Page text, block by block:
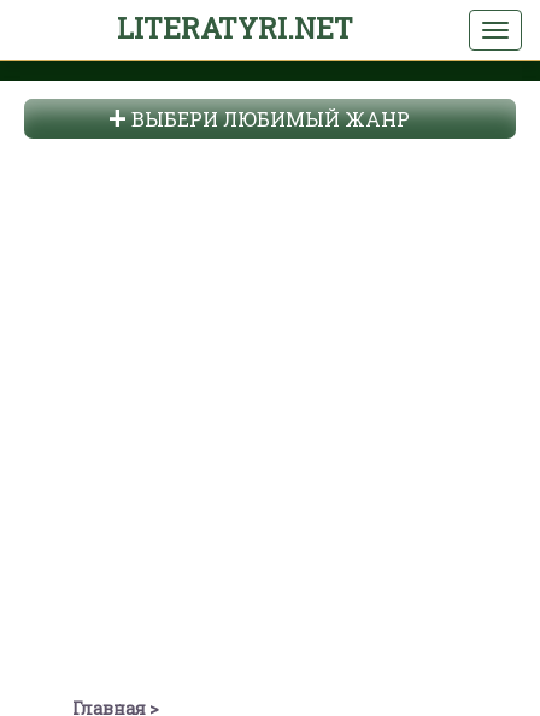
LITERATYRI.NET
ВЫБЕРИ ЛЮБИМЫЙ ЖАНР
Главная